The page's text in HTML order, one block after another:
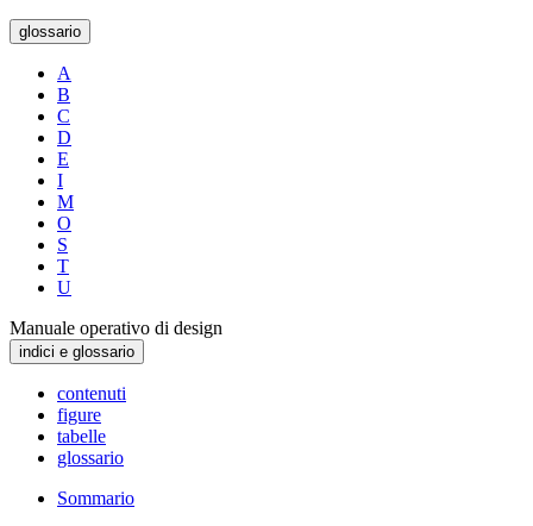
glossario
A
B
C
D
E
I
M
O
S
T
U
Manuale operativo di design
indici e glossario
contenuti
figure
tabelle
glossario
Sommario